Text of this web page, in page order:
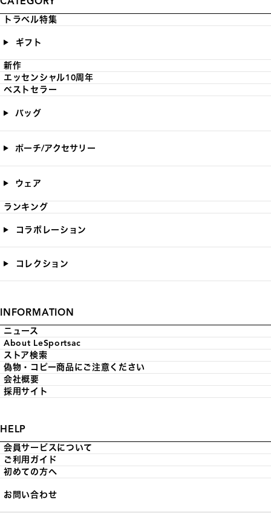
トラベル特集
ギフト
新作
エッセンシャル10周年
ベストセラー
バッグ
ポーチ/アクセサリー
ウェア
ランキング
コラボレーション
コレクション
INFORMATION
ニュース
About LeSportsac
ストア検索
偽物・コピー商品にご注意ください
会社概要
採用サイト
HELP
会員サービスについて
ご利用ガイド
初めての方へ
お問い合わせ